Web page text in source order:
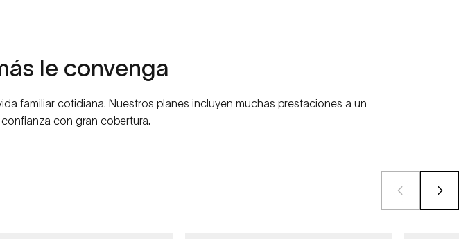
le convenga
familiar cotidiana. Nuestros planes incluyen muchas prestaciones a un
con gran cobertura.